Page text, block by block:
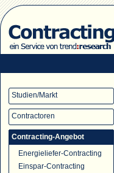
Studien/Markt
Contractoren
Contracting-Angebot
Energieliefer-Contracting
Einspar-Contracting